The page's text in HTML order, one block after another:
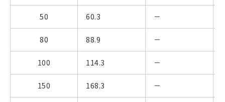
50 60.3 －
80 88.9 －
100 114.3 －
150 168.3 －